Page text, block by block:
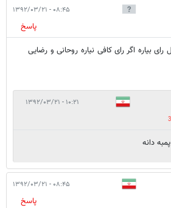
۰۸:۴۵ - ۱۳۹۲/۰۳/۲۱
پاسخ
بیاره اگر رای کافی نیاره روحانی و رضایی
۱۰:۲۱ - ۱۳۹۲/۰۳/۲۱
دانه
۰۸:۴۵ - ۱۳۹۲/۰۳/۲۱
پاسخ